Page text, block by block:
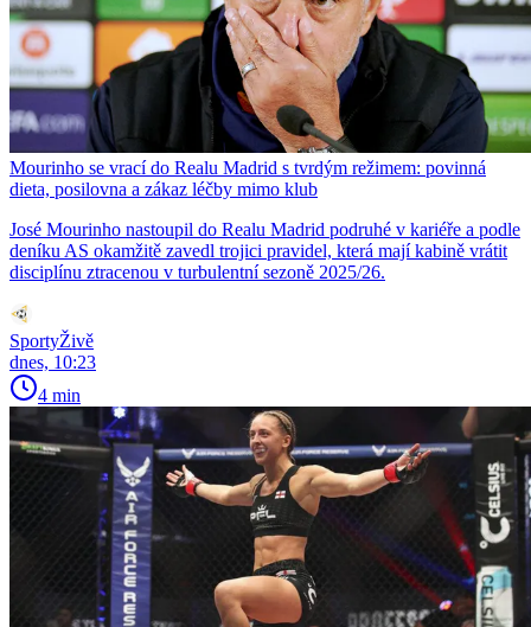
Mourinho se vrací do Realu Madrid s tvrdým režimem: povinná
dieta, posilovna a zákaz léčby mimo klub
José Mourinho nastoupil do Realu Madrid podruhé v kariéře a podle
deníku AS okamžitě zavedl trojici pravidel, která mají kabině vrátit
disciplínu ztracenou v turbulentní sezoně 2025/26.
SportyŽivě
dnes, 10:23
4 min